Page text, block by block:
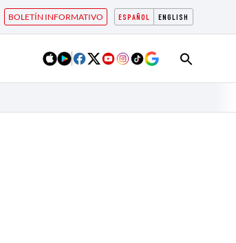
ESPAÑOL ENGLISH
BOLETÍN INFORMATIVO